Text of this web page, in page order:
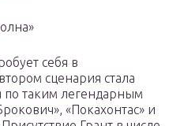
себя в
сценария стала
по таким легендарным
«Покахонтас» и